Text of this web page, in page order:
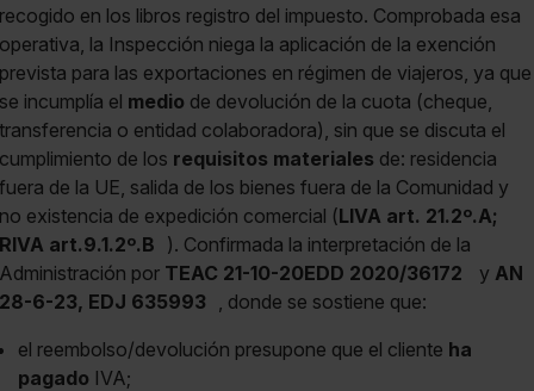
recogido en los libros registro del impuesto. Comprobada esa
operativa, la Inspección niega la aplicación de la exención
prevista para las exportaciones en régimen de viajeros, ya que
se incumplía el medio de devolución de la cuota (cheque,
transferencia o entidad colaboradora), sin que se discuta el
cumplimiento de los requisitos materiales de: residencia
fuera de la UE, salida de los bienes fuera de la Comunidad y
no existencia de expedición comercial (LIVA art. 21.2º.A;
RIVA art.9.1.2º.B ). Confirmada la interpretación de la
Administración por TEAC 21-10-20EDD 2020/36172 y AN
28-6-23, EDJ 635993 , donde se sostiene que:
el reembolso/devolución presupone que el cliente ha
pagado IVA;